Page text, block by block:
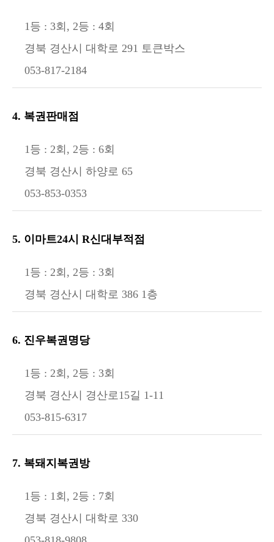
1등 : 3회, 2등 : 4회
경북 경산시 대학로 291 토큰박스
053-817-2184
4. 복권판매점
1등 : 2회, 2등 : 6회
경북 경산시 하양로 65
053-853-0353
5. 이마트24시 R신대부적점
1등 : 2회, 2등 : 3회
경북 경산시 대학로 386 1층
6. 진우복권명당
1등 : 2회, 2등 : 3회
경북 경산시 경산로15길 1-11
053-815-6317
7. 복돼지복권방
1등 : 1회, 2등 : 7회
경북 경산시 대학로 330